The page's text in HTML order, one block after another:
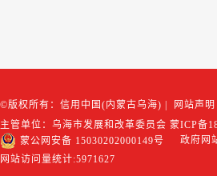
©版权所有：信用中国(内蒙古乌海) 网站声明
主管单位：乌海市发展和改革委员会 蒙ICP备
蒙公网安备 15030202000149号
政府网
网站访问量统计:5971627